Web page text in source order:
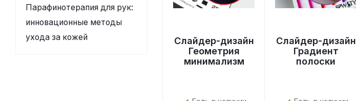
Слайдер-дизайн
Геометрия
минимализм
Слайдер-дизайн
Градиент
полоски
Парафинотерапия для рук:
инновационные методы
ухода за кожей